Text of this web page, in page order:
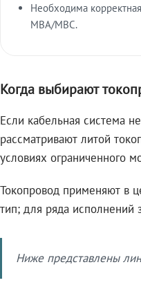
Необходима
МВА/МВС.
Когда выбирают
Если кабельная система
рассматривают литой
условиях ограниченного
Токопровод применяют в
тип; для ряда исполнений
Ниже представлены